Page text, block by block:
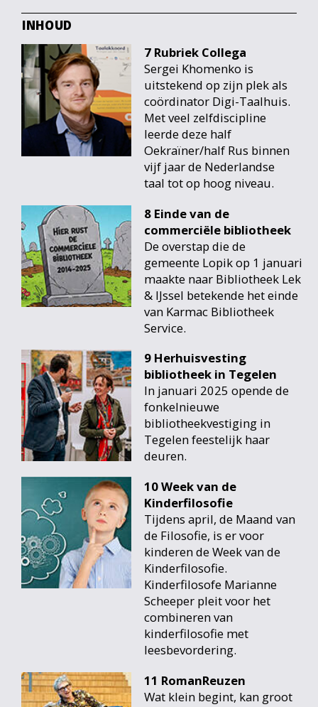
11 RomanReuzen
Wat klein begint, kan groot
10 Week van de
Kinderfilosofie
Tijdens april, de Maand van
de Filosofie, is er voor
kinderen de Week van de
Kinderfilosofie.
Kinderfilosofe Marianne
Scheeper pleit voor het
combineren van
kinderfilosofie met
leesbevordering.
9 Herhuisvesting
bibliotheek in Tegelen
In januari 2025 opende de
fonkelnieuwe
bibliotheekvestiging in
Tegelen feestelijk haar
deuren.
8 Einde van de
commerciële bibliotheek
De overstap die de
gemeente Lopik op 1 januari
maakte naar Bibliotheek Lek
& IJssel betekende het einde
van Karmac Bibliotheek
Service.
7 Rubriek Collega
Sergei Khomenko is
uitstekend op zijn plek als
coördinator Digi-Taalhuis.
Met veel zelfdiscipline
leerde deze half
Oekraïner/half Rus binnen
vijf jaar de Nederlandse
taal tot op hoog niveau.
INHOUD